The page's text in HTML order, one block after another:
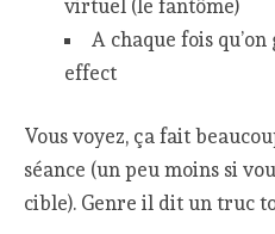
virtuel (le fantôme)
A chaque fois
effect
Vous voyez, ça fait
séance (un peu moins si
cible). Genre il dit un truc